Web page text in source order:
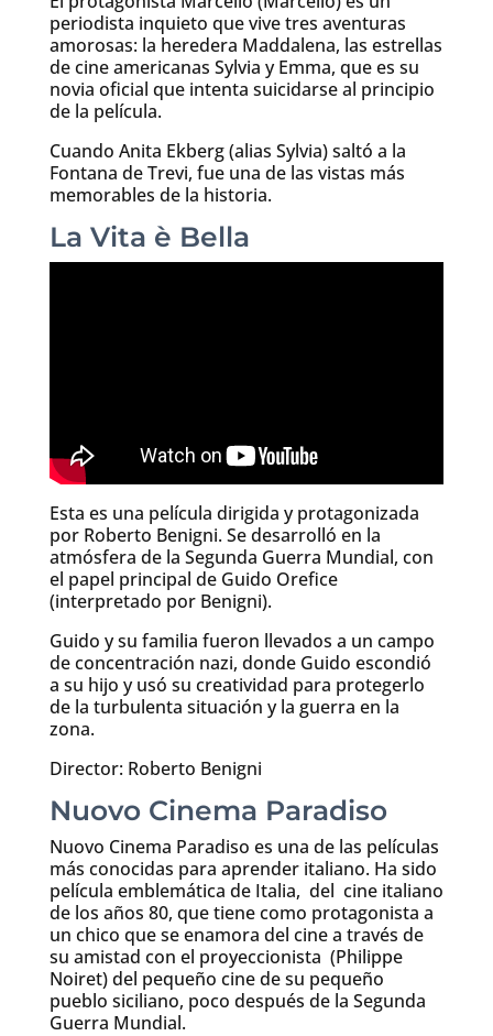
periodista inquieto que vive tres aventuras
amorosas: la heredera Maddalena, las estrellas
de cine americanas Sylvia y Emma, que es su
novia oficial que intenta suicidarse al principio
de la película.
Cuando Anita Ekberg (alias Sylvia) saltó a la
Fontana de Trevi, fue una de las vistas más
memorables de la historia.
La Vita è Bella
Esta es una película dirigida y protagonizada
por Roberto Benigni. Se desarrolló en la
atmósfera de la Segunda Guerra Mundial, con
el papel principal de Guido Orefice
(interpretado por Benigni).
Guido y su familia fueron llevados a un campo
de concentración nazi, donde Guido escondió
a su hijo y usó su creatividad para protegerlo
de la turbulenta situación y la guerra en la
zona.
Director: Roberto Benigni
Nuovo Cinema Paradiso
Nuovo Cinema Paradiso es una de las películas
más conocidas para aprender italiano. Ha sido
película emblemática de Italia, del cine italiano
de los años 80, que tiene como protagonista a
un chico que se enamora del cine a través de
su amistad con el proyeccionista (Philippe
Noiret) del pequeño cine de su pequeño
pueblo siciliano, poco después de la Segunda
Guerra Mundial.